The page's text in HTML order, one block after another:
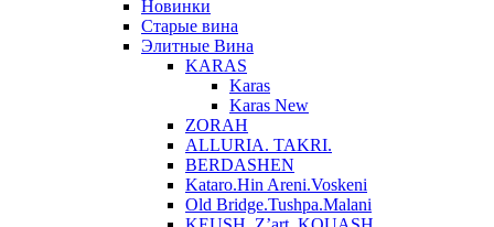
Новинки
Старые вина
Элитные Вина
KARAS
Karas
Karas New
ZORAH
ALLURIA. TAKRI.
BERDASHEN
Kataro.Hin Areni.Voskeni
Old Bridge.Tushpa.Malani